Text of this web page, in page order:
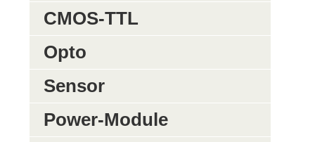
CMOS-TTL
Opto
Sensor
Power-Module